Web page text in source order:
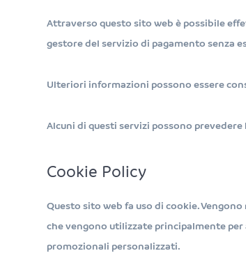
Attraverso questo sito web è possibile
gestore del servizio di pagamento senza
Ulteriori informazioni possono essere
Alcuni di questi servizi possono
Cookie Policy
Questo sito web fa uso di cookie.
che vengono utilizzate principalmente
promozionali personalizzati.